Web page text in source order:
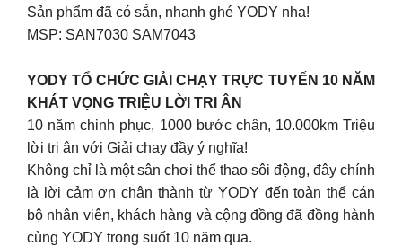
Sản phẩm đã có sẵn, nhanh ghé YODY nha!
MSP: SAN7030 SAM7043
YODY TỔ CHỨC GIẢI CHẠY TRỰC TUYẾN 10 NĂM
KHÁT VỌNG TRIỆU LỜI TRI ÂN
10 năm chinh phục, 1000 bước chân, 10.000km Triệu
lời tri ân với Giải chạy đầy ý nghĩa!
Không chỉ là một sân chơi thể thao sôi động, đây chính
là lời cảm ơn chân thành từ YODY đến toàn thể cán
bộ nhân viên, khách hàng và cộng đồng đã đồng hành
cùng YODY trong suốt 10 năm qua.